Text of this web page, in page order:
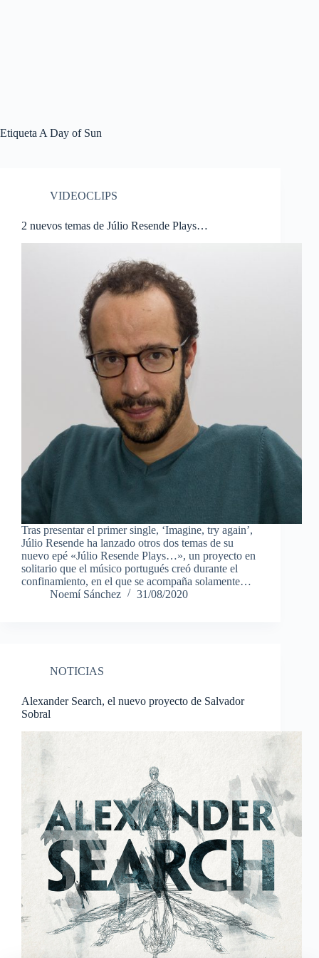
Etiqueta A Day of Sun
VIDEOCLIPS
2 nuevos temas de Júlio Resende Plays…
Tras presentar el primer single, ‘Imagine, try again’,
Júlio Resende ha lanzado otros dos temas de su
nuevo epé «Júlio Resende Plays…», un proyecto en
solitario que el músico portugués creó durante el
confinamiento, en el que se acompaña solamente…
Noemí Sánchez
31/08/2020
NOTICIAS
Alexander Search, el nuevo proyecto de Salvador
Sobral